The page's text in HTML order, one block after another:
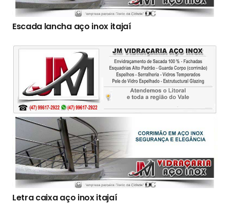
Escada lancha aço inox itajaí
Letra caixa aço inox itajaí